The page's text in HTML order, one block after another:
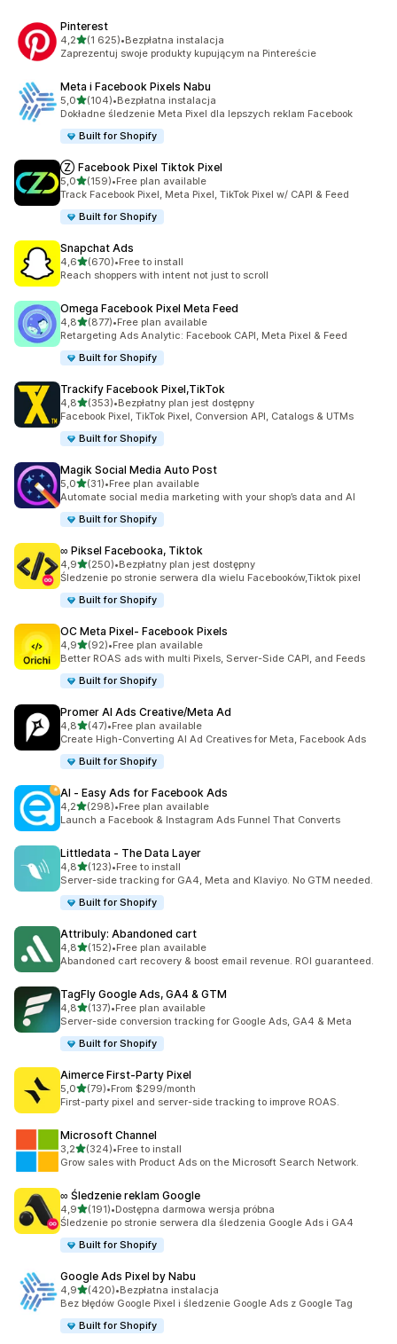
Pinterest
4,2na 5 gwiazdek
(1 625)
Łączna liczba recenzji: 1625
•Bezpłatna instalacja
Zaprezentuj swoje produkty kupującym na Pintereście
Meta i Facebook Pixels Nabu
5,0na 5 gwiazdek
(104)
Łączna liczba recenzji: 104
•Bezpłatna instalacja
Dokładne śledzenie Meta Pixel dla lepszych reklam Facebook
Built for Shopify
Ⓩ Facebook Pixel Tiktok Pixel
5,0na 5 gwiazdek
(159)
Łączna liczba recenzji: 159
•Free plan available
Track Facebook Pixel, Meta Pixel, TikTok Pixel w/ CAPI & Feed
Built for Shopify
Snapchat Ads
4,6na 5 gwiazdek
(670)
Łączna liczba recenzji: 670
•Free to install
Reach shoppers with intent not just to scroll
Omega Facebook Pixel Meta Feed
4,8na 5 gwiazdek
(877)
Łączna liczba recenzji: 877
•Free plan available
Retargeting Ads Analytic: Facebook CAPI, Meta Pixel & Feed
Built for Shopify
Trackify Facebook Pixel,TikTok
4,8na 5 gwiazdek
(353)
Łączna liczba recenzji: 353
•Bezpłatny plan jest dostępny
Facebook Pixel, TikTok Pixel, Conversion API, Catalogs & UTMs
Built for Shopify
Magik Social Media Auto Post
5,0na 5 gwiazdek
(31)
Łączna liczba recenzji: 31
•Free plan available
Automate social media marketing with your shop’s data and AI
Built for Shopify
∞ Piksel Facebooka, Tiktok
4,9na 5 gwiazdek
(250)
Łączna liczba recenzji: 250
•Bezpłatny plan jest dostępny
Śledzenie po stronie serwera dla wielu Facebooków,Tiktok pixel
Built for Shopify
OC Meta Pixel‑ Facebook Pixels
4,9na 5 gwiazdek
(92)
Łączna liczba recenzji: 92
•Free plan available
Better ROAS ads with multi Pixels, Server-Side CAPI, and Feeds
Built for Shopify
Promer AI Ads Creative/Meta Ad
4,8na 5 gwiazdek
(47)
Łączna liczba recenzji: 47
•Free plan available
Create High-Converting AI Ad Creatives for Meta, Facebook Ads
Built for Shopify
AI ‑ Easy Ads for Facebook Ads
4,2na 5 gwiazdek
(298)
Łączna liczba recenzji: 298
•Free plan available
Launch a Facebook & Instagram Ads Funnel That Converts
Littledata ‑ The Data Layer
4,8na 5 gwiazdek
(123)
Łączna liczba recenzji: 123
•Free to install
Server-side tracking for GA4, Meta and Klaviyo. No GTM needed.
Built for Shopify
Attribuly: Abandoned cart
4,8na 5 gwiazdek
(152)
Łączna liczba recenzji: 152
•Free plan available
Abandoned cart recovery & boost email revenue. ROI guaranteed.
TagFly Google Ads, GA4 & GTM
4,8na 5 gwiazdek
(137)
Łączna liczba recenzji: 137
•Free plan available
Server-side conversion tracking for Google Ads, GA4 & Meta
Built for Shopify
Aimerce First‑Party Pixel
5,0na 5 gwiazdek
(79)
Łączna liczba recenzji: 79
•From $299/month
First-party pixel and server-side tracking to improve ROAS.
Microsoft Channel
3,2na 5 gwiazdek
(324)
Łączna liczba recenzji: 324
•Free to install
Grow sales with Product Ads on the Microsoft Search Network.
∞ Śledzenie reklam Google
4,9na 5 gwiazdek
(191)
Łączna liczba recenzji: 191
•Dostępna darmowa wersja próbna
Śledzenie po stronie serwera dla śledzenia Google Ads i GA4
Built for Shopify
Google Ads Pixel by Nabu
4,9na 5 gwiazdek
(420)
Łączna liczba recenzji: 420
•Bezpłatna instalacja
Bez błędów Google Pixel i śledzenie Google Ads z Google Tag
Built for Shopify